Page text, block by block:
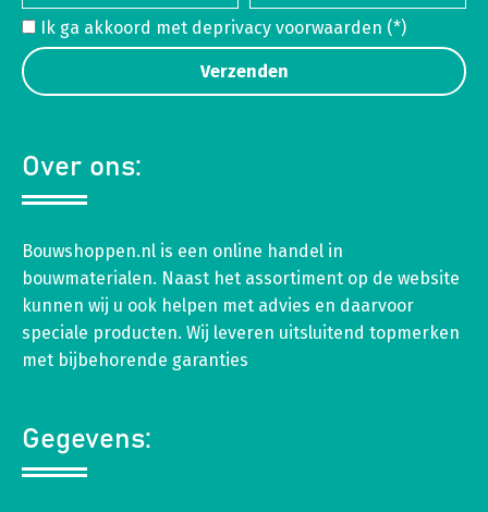
Ik ga akkoord met deprivacy voorwaarden (*)
Over ons:
Bouwshoppen.nl is een online handel in
bouwmaterialen. Naast het assortiment op de website
kunnen wij u ook helpen met advies en daarvoor
speciale producten. Wij leveren uitsluitend topmerken
met bijbehorende garanties
Gegevens: